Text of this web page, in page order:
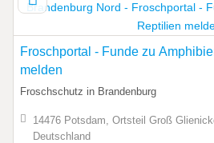
Froschportal - Funde zu
melden
Froschschutz in Brandenburg
14476 Potsdam, Ortsteil Groß
Deutschland